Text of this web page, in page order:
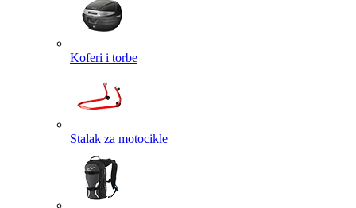
Koferi i torbe
Stalak za motocikle